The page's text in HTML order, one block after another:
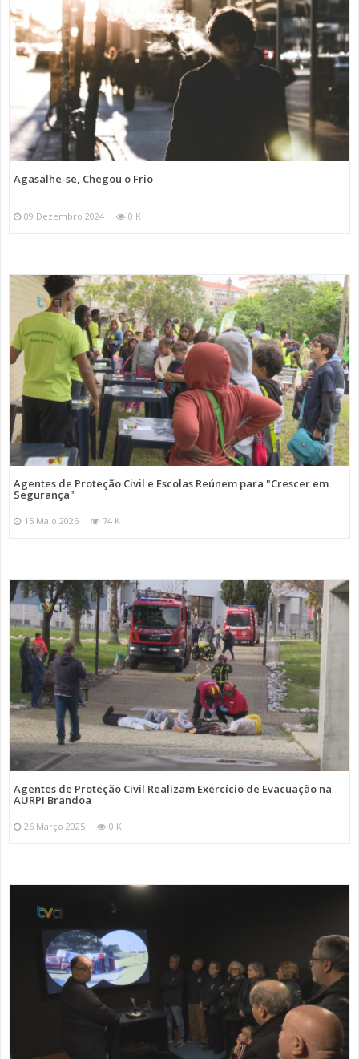
Agasalhe-se, Chegou o Frio
09 Dezembro 2024 0 K
Agentes de Proteção Civil e Escolas Reúnem para "Crescer em
Segurança"
15 Maio 2026 74 K
Agentes de Proteção Civil Realizam Exercício de Evacuação na
AURPI Brandoa
26 Março 2025 0 K